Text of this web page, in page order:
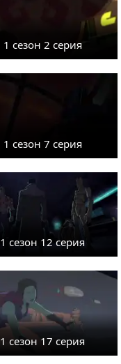
1 сезон 2 серия
1 сезон 7 серия
1 сезон 12 серия
1 сезон 17 серия